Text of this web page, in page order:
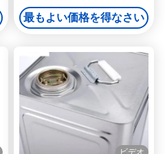
保護を空けなさい
最もよい価格を得なさい
ビデオ